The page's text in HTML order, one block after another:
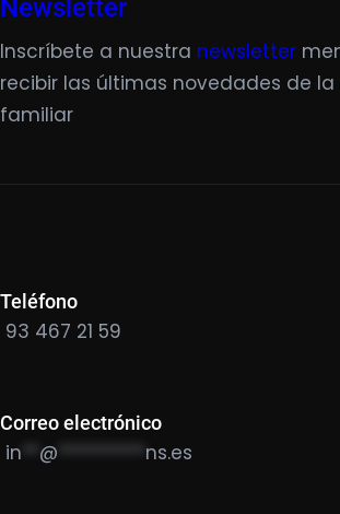
Newsletter
Inscríbete a nuestra newsletter
recibir las últimas novedades de
familiar
Teléfono
93 467 21 59
Correo electrónico
in @ ********** ns.es